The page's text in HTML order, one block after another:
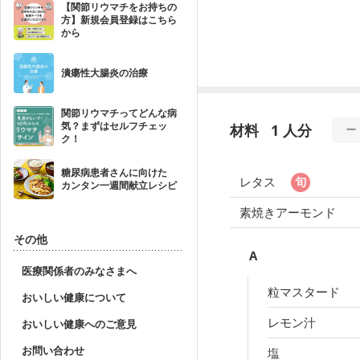
【関節リウマチをお持ちの
方】新規会員登録はこちら
から
潰瘍性大腸炎の治療
関節リウマチってどんな病
気？まずはセルフチェッ
ク！
糖尿病患者さんに向けた
カンタン一週間献立レシピ
その他
医療関係者のみなさまへ
おいしい健康について
おいしい健康へのご意見
お問い合わせ
材料 1 人分
レタス
素焼きアーモンド
A
粒マスタード
レモン汁
塩